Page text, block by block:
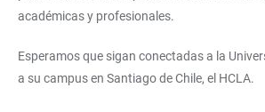
académicas y profesionales.
Esperamos que sigan conectadas a la
a su campus en Santiago de Chile, el HCLA.